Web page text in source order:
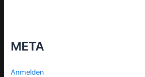
META
Anmelden